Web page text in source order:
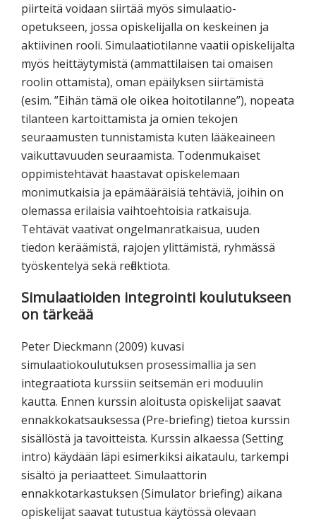
piirteitä voidaan siirtää myös simulaatio-
opetukseen, jossa opiskelijalla on keskeinen ja
aktiivinen rooli. Simulaatiotilanne vaatii opiskelijalta
myös heittäytymistä (ammattilaisen tai omaisen
roolin ottamista), oman epäilyksen siirtämistä
(esim. ”Eihän tämä ole oikea hoitotilanne”), nopeata
tilanteen kartoittamista ja omien tekojen
seuraamusten tunnistamista kuten lääkeaineen
vaikuttavuuden seuraamista. Todenmukaiset
oppimistehtävät haastavat opiskelemaan
monimutkaisia ja epämääräisiä tehtäviä, joihin on
olemassa erilaisia vaihtoehtoisia ratkaisuja.
Tehtävät vaativat ongelmanratkaisua, uuden
tiedon keräämistä, rajojen ylittämistä, ryhmässä
työskentelyä sekä reflektiota.
Simulaatioiden integrointi koulutukseen
on tärkeää
Peter Dieckmann (2009) kuvasi
simulaatiokoulutuksen prosessimallia ja sen
integraatiota kurssiin seitsemän eri moduulin
kautta. Ennen kurssin aloitusta opiskelijat saavat
ennakkokatsauksessa (Pre-briefing) tietoa kurssin
sisällöstä ja tavoitteista. Kurssin alkaessa (Setting
intro) käydään läpi esimerkiksi aikataulu, tarkempi
sisältö ja periaatteet. Simulaattorin
ennakkotarkastuksen (Simulator briefing) aikana
opiskelijat saavat tutustua käytössä olevaan